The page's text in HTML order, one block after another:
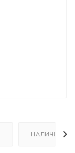
НАЛИЧИЕ